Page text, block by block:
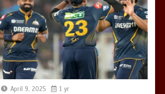
April 9, 2025 1 yr